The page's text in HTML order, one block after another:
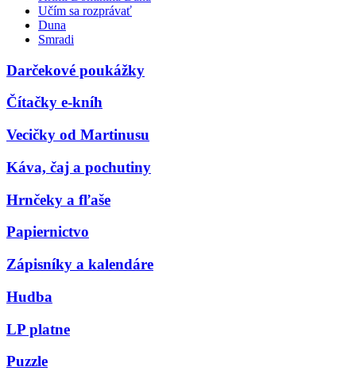
Učím sa rozprávať
Duna
Smradi
Darčekové poukážky
Čítačky e-kníh
Vecičky od Martinusu
Káva, čaj a pochutiny
Hrnčeky a fľaše
Papiernictvo
Zápisníky a kalendáre
Hudba
LP platne
Puzzle